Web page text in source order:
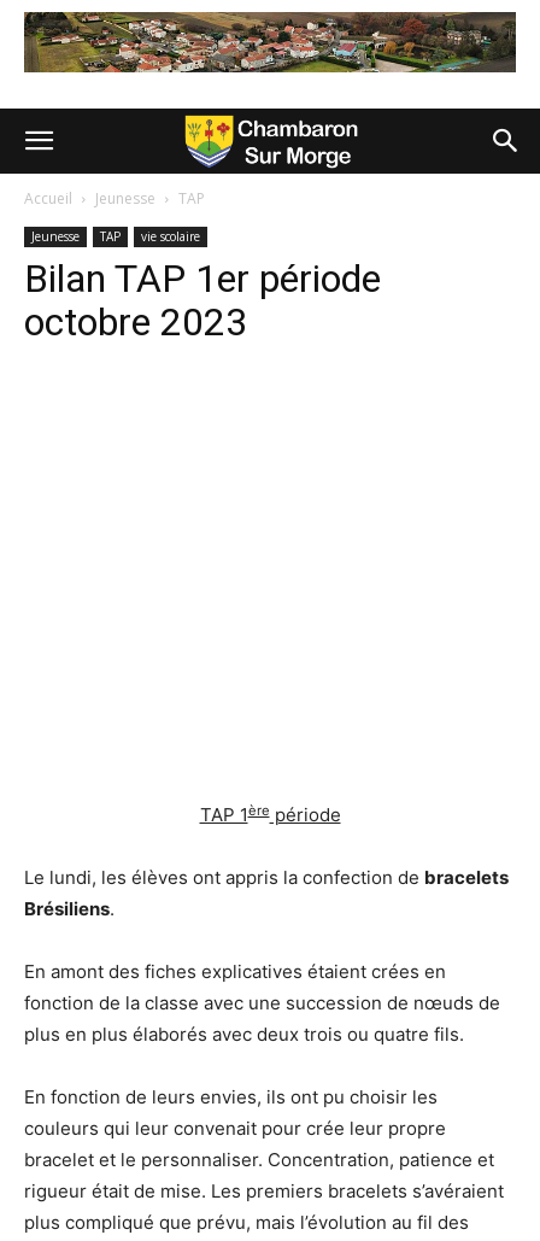
Accueil Jeunesse TAP
Jeunesse TAP vie scolaire
Bilan TAP 1er période
octobre 2023
TAP 1èrepériode
Le lundi, les élèves ont appris la confection de bracelets
Brésiliens.
En amont des fiches explicatives étaient crées en
fonction de la classe avec une succession de nœuds de
plus en plus élaborés avec deux trois ou quatre fils.
En fonction de leurs envies, ils ont pu choisir les
couleurs qui leur convenait pour crée leur propre
bracelet et le personnaliser. Concentration, patience et
rigueur était de mise. Les premiers bracelets s’avéraient
plus compliqué que prévu, mais l’évolution au fil des